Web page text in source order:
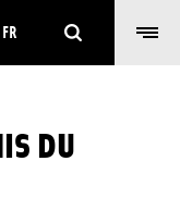
Rechercher
FR
DU